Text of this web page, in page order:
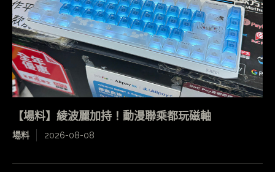
【場料】綾波麗加持！動漫聯乘都玩磁軸
場料 2026-08-08